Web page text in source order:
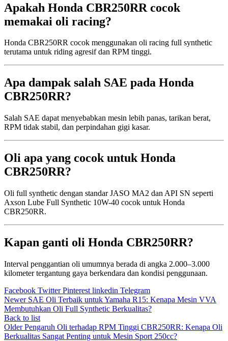
Apakah Honda CBR250RR cocok
memakai oli racing?
Honda CBR250RR cocok menggunakan oli racing full synthetic
terutama untuk riding agresif dan RPM tinggi.
Apa dampak salah SAE pada Honda
CBR250RR?
Salah SAE dapat menyebabkan mesin lebih panas, tarikan berat,
RPM tidak stabil, dan perpindahan gigi kasar.
Oli apa yang cocok untuk Honda
CBR250RR?
Oli full synthetic dengan standar JASO MA2 dan API SN seperti
Axson Lube Full Synthetic 10W-40 cocok untuk Honda
CBR250RR.
Kapan ganti oli Honda CBR250RR?
Interval penggantian oli umumnya berada di angka 2.000–3.000
kilometer tergantung gaya berkendara dan kondisi penggunaan.
Facebook Twitter Pinterest linkedin Telegram
Newer SAE Oli Terbaik untuk Yamaha R15: Kenapa Mesin VVA
Membutuhkan Oli Full Synthetic Berkualitas?
Back to list
Older Pengaruh Oli terhadap RPM Tinggi CBR250RR: Kenapa Oli
Berkualitas Sangat Penting untuk Mesin Sport 250cc?